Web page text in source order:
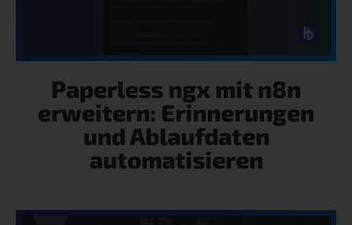
Paperless ngx mit n8n
erweitern: Erinnerungen
und Ablaufdaten
automatisieren